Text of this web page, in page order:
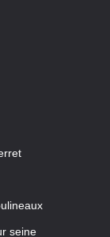
seine